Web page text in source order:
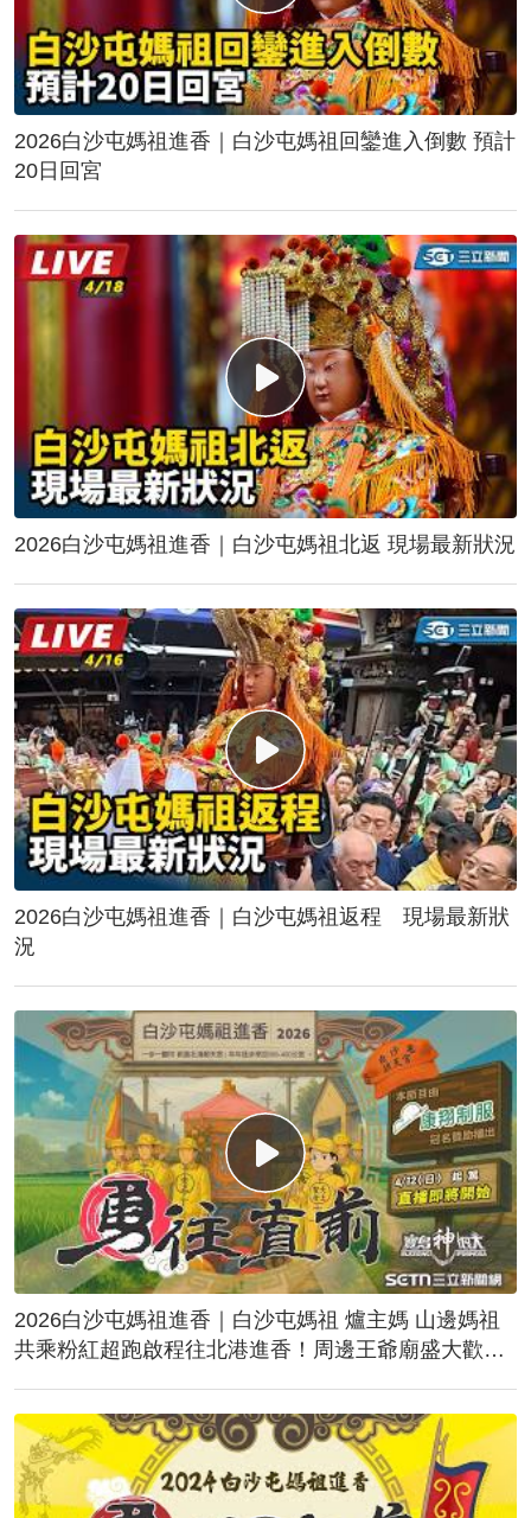
2026白沙屯媽祖進香｜白沙屯媽祖回鑾進入倒數 預計
20日回宮
2026白沙屯媽祖進香｜白沙屯媽祖北返 現場最新狀況
2026白沙屯媽祖進香｜白沙屯媽祖返程 現場最新狀
況
2026白沙屯媽祖進香｜白沙屯媽祖 爐主媽 山邊媽祖
共乘粉紅超跑啟程往北港進香！周邊王爺廟盛大歡